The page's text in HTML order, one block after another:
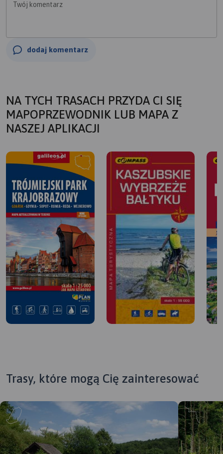
Twój komentarz
dodaj komentarz
NA TYCH TRASACH PRZYDA CI SIĘ
MAPOPRZEWODNIK LUB MAPA Z
NASZEJ APLIKACJI
Trasy, które mogą Cię zainteresować